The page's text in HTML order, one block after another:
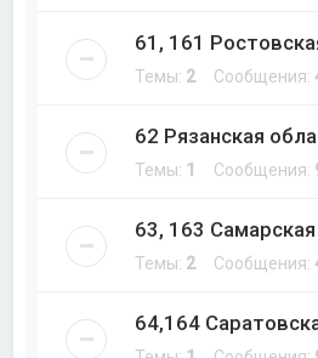
61, 161
Темы: 2Сообщения:
62 Рязанская
Темы: 1 Сообщения:
63, 163
Темы: 2Сообщения:
64,164